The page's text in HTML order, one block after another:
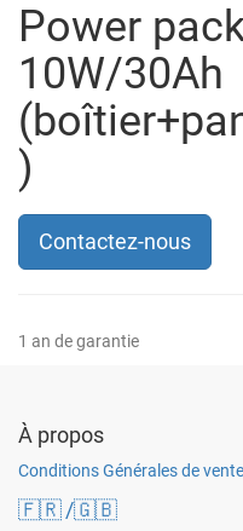
Power
10W/30Ah
)
Contactez-nous
1 an de garantie
À propos
Conditions Générales de vente
🇫🇷/🇬🇧